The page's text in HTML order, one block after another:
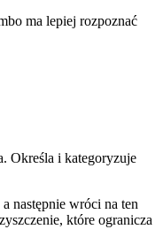
ma lepiej rozpoznać
Określa i kategoryzuje
następnie wróci na ten
które ogranicza